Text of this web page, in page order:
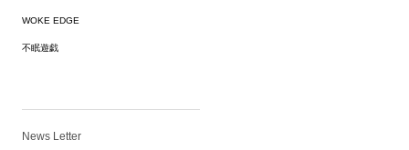
WOKE EDGE
不眠遊戯
News Letter